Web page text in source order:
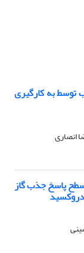
توسط به کارگیری
انصاری
پاسخ جذب گاز